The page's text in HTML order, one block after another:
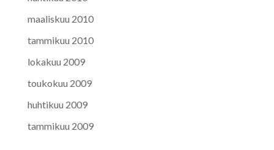
maaliskuu 2010
tammikuu 2010
lokakuu 2009
toukokuu 2009
huhtikuu 2009
tammikuu 2009